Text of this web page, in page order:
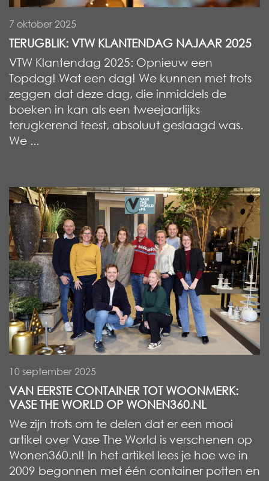
7 oktober 2025
TERUGBLIK: VTW KLANTENDAG NAJAAR 2025
VTW Klantendag 2025: Opnieuw een
Topdag! Wat een dag! We kunnen met trots
zeggen dat deze dag, die inmiddels de
boeken in kan als een tweejaarlijks
terugkerend feest, absoluut geslaagd was.
We ...
10 september 2025
VAN EERSTE CONTAINER TOT WOONMERK:
VASE THE WORLD OP WONEN360.NL
We zijn trots om te delen dat er een mooi
artikel over Vase The World is verschenen op
Wonen360.nl! In het artikel lees je hoe we in
2009 begonnen met één container potten en